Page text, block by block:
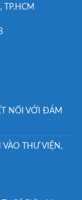
TP.HCM
NỐI VỚI ĐÁM
THƯ VIỆN,